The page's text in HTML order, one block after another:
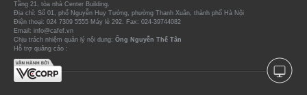
Tầng 21, tòa nhà Center Building.
Địa chỉ: Số 01, phố Nguyễn Huy Tưởng, phường Thanh Xuân, thành phố Hà Nội
Điện thoại: 024 7309 5555 Máy lẻ 292. Fax: 024-39744082
Email: info@cafef.vn
Chịu trách nhiệm quản lý nội dung: Ông Nguyễn Thế Tân
Hỗ trợ quảng cáo :